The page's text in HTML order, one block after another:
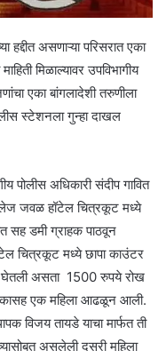
असणाऱ्या परिसरात एका
मिळाल्यावर उपविभागीय
एका बांगलादेशी तरुणीला
स्टेशनला गुन्हा दाखल
पोलीस अधिकारी संदीप गावित
जवळ हॉटेल चित्रकूट मध्ये
सह डमी ग्राहक पाठवून
चित्रकूट मध्ये छापा काउंटर
घेतली असता 1500 रुपये रोख
एक महिला आढळून आली.
विजय तायडे याचा मार्फत ती
असलेली दुसरी महिला